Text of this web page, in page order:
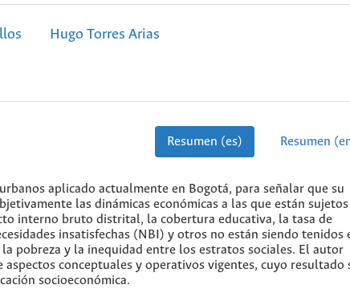
Hugo Torres Arias
Resumen (es) Resumen
aplicado actualmente en Bogotá, para señalar que su
las dinámicas económicas a las que están
interno bruto distrital, la cobertura educativa, la tasa de
insatisfechas (NBI) y otros no están siendo tenidos
pobreza y la inequidad entre los estratos sociales. El autor
conceptuales y operativos vigentes, cuyo resultado
socioeconómica.